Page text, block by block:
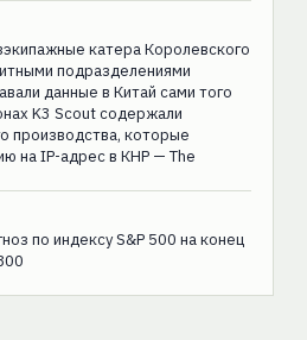
катера Королевского
подразделениями
данные в Китай сами того
K3 Scout содержали
производства, которые
на IP-адрес в КНР — The
по индексу S&P 500 на конец